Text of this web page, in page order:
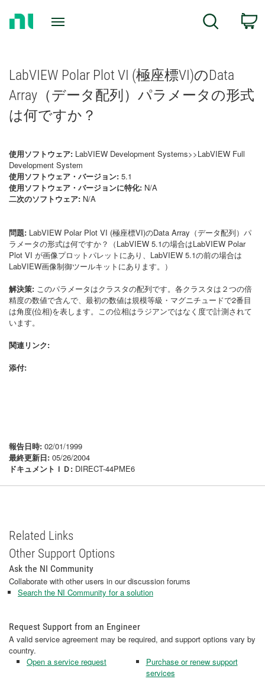
Search
LabVIEW Polar Plot VI (極座標VI)のData
Array（データ配列）パラメータの形式
は何ですか？
使用ソフトウェア: LabVIEW Development Systems>>LabVIEW Full
Development System
使用ソフトウェア・バージョン: 5.1
使用ソフトウェア・バージョンに特化: N/A
二次のソフトウェア: N/A
問題: LabVIEW Polar Plot VI (極座標VI)のData Array（データ配列）パ
ラメータの形式は何ですか？（LabVIEW 5.1の場合はLabVIEW Polar
Plot VI が画像プロットパレットにあり、LabVIEW 5.1の前の場合は
LabVIEW画像制御ツールキットにあります。）
解決策: このパラメータはクラスタの配列です。各クラスタは２つの倍
精度の数値で含んで、最初の数値は規模等級・マグニチュードで2番目
は角度(位相)を表します。この位相はラジアンではなく度で計測されて
います。
関連リンク:
添付:
報告日時: 02/01/1999
最終更新日: 05/26/2004
ドキュメントＩＤ: DIRECT-44PME6
Related Links
Other Support Options
Ask the NI Community
Collaborate with other users in our discussion forums
Search the NI Community for a solution
Request Support from an Engineer
A valid service agreement may be required, and support options vary by
country.
Open a service request
Purchase or renew support
services